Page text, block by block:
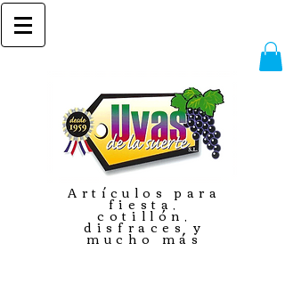
Artículos para
fiesta,
cotillón,
disfraces y
mucho más